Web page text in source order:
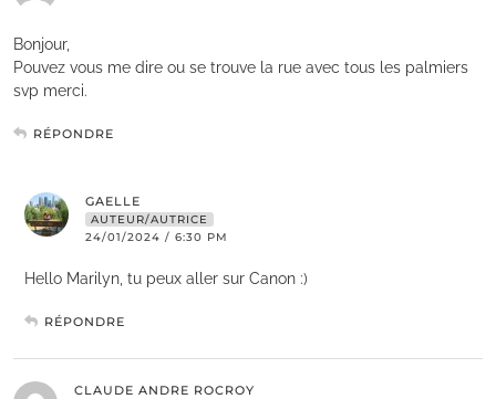
Bonjour,
Pouvez vous me dire ou se trouve la rue avec tous les palmiers
svp merci.
RÉPONDRE
GAELLE
AUTEUR/AUTRICE
24/01/2024 / 6:30 PM
Hello Marilyn, tu peux aller sur Canon :)
RÉPONDRE
CLAUDE ANDRE ROCROY